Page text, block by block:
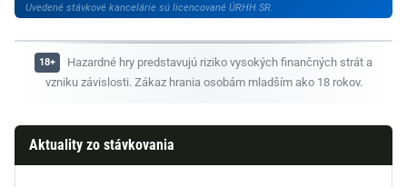
Uvedené stávkové kancelárie sú licencované ÚRHH SR.
Hazardné hry predstavujú riziko vysokých finančných strát a
vzniku závislosti. Zákaz hrania osobám mladším ako 18 rokov.
Aktuality zo stávkovania